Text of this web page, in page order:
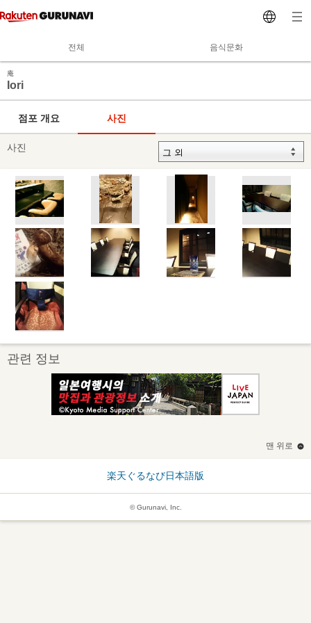
전체 음식문화
庵
Iori
점포 개요 사진
사진
관련 정보
맨 위로
楽天ぐるなび日本語版
© Gurunavi, Inc.